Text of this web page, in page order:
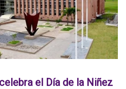
el Día de la Niñez